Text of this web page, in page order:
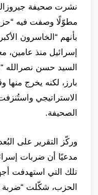
نشرت صحيفة
مطوّلًا وصفت فيه
بأنهم “الخاسرون
إسرائيل منذ عامين،
السيد حسن نصرالله
بارز، لكنه يخرج
الاستراتيجي
الصحيفة.
وركّز التقرير على
مدعيًا أن ضربات
تلك التي استهدفت
الحزب، شكّلت